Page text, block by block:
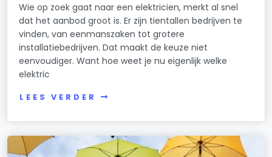
Wie op zoek gaat naar een elektricien, merkt al snel
dat het aanbod groot is. Er zijn tientallen bedrijven te
vinden, van eenmanszaken tot grotere
installatiebedrijven. Dat maakt de keuze niet
eenvoudiger. Want hoe weet je nu eigenlijk welke
elektric
LEES VERDER